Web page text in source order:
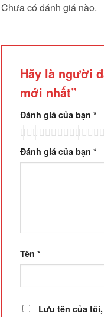
Chưa có đánh giá nào.
Hãy là người
mới nhất”
Đánh giá của bạn *
Đánh giá của bạn *
Tên *
Lưu tên của